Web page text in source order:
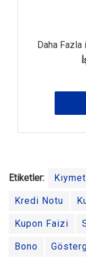
Daha
Etiketler: Kıymet
Kredi Notu
Kupon Faizi
Bono